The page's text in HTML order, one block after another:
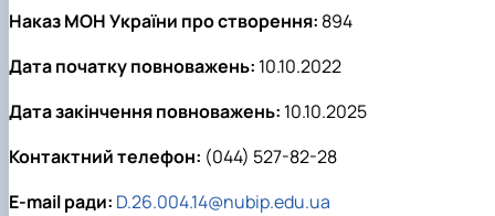
Наказ МОН України про створення: 894
Дата початку повноважень: 10.10.2022
Дата закінчення повноважень: 10.10.2025
Контактний телефон: (044) 527-82-28
E-mail ради: D.26.004.14@nubip.edu.ua